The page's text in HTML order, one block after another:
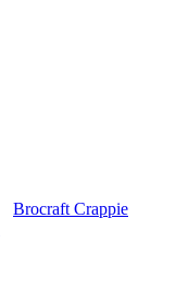
Brocraft Crappie